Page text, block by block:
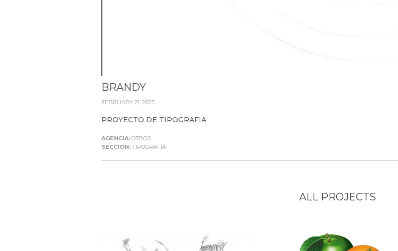
BRANDY
FEBRUARY 21, 2023
PROYECTO DE TIPOGRAFIA
AGENCIA: OTROS
SECCIÓN: TIPOGRAFÍA
ALL PROJECTS